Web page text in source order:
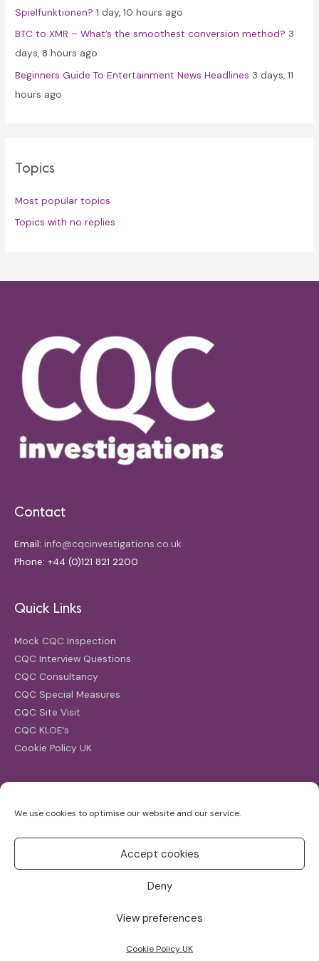
We use cookies to optimise our website and our service.
Accept cookies
Deny
View preferences
Cookie Policy UK
Spielfunktionen? 1 day, 10 hours ago
BTC to XMR – What’s the smoothest conversion method? 3
days, 8 hours ago
Beginners Guide To Entertainment News Headlines 3 days, 11
hours ago
Topics
Most popular topics
Topics with no replies
Contact
Email: info@cqcinvestigations.co.uk
Phone: +44 (0)121 821 2200
Quick Links
Mock CQC Inspection
CQC Interview Questions
CQC Consultancy
CQC Special Measures
CQC Site Visit
CQC KLOE’s
Cookie Policy UK
for: